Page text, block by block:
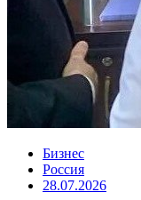
Бизнес
Россия
28.07.2026